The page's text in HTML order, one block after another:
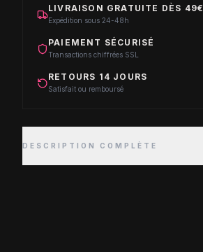
LIVRAISON GRATUITE DÈS 49€
Expédition sous 24-48h
PAIEMENT SÉCURISÉ
Transactions chiffrées SSL
RETOURS 14 JOURS
Satisfait ou remboursé
DESCRIPTION COMPLÈTE